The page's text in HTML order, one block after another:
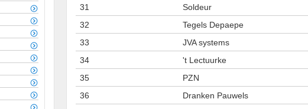
31
Soldeur
32
Tegels Depaepe
33
JVA systems
34
't Lectuurke
35
PZN
36
Dranken Pauwels